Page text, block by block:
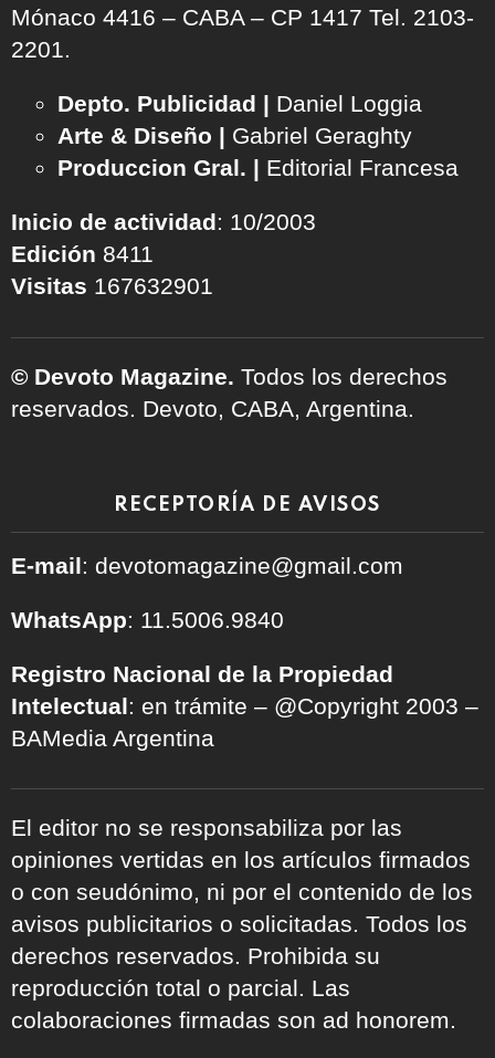
Mónaco 4416 – CABA – CP 1417 Tel. 2103-
2201.
Depto. Publicidad | Daniel Loggia
Arte & Diseño | Gabriel Geraghty
Produccion Gral. | Editorial Francesa
Inicio de actividad: 10/2003
Edición 8411
Visitas 167632901
© Devoto Magazine. Todos los derechos
reservados. Devoto, CABA, Argentina.
RECEPTORÍA DE AVISOS
E-mail: devotomagazine@gmail.com
WhatsApp: 11.5006.9840
Registro Nacional de la Propiedad
Intelectual: en trámite – @Copyright 2003 –
BAMedia Argentina
El editor no se responsabiliza por las
opiniones vertidas en los artículos firmados
o con seudónimo, ni por el contenido de los
avisos publicitarios o solicitadas. Todos los
derechos reservados. Prohibida su
reproducción total o parcial. Las
colaboraciones firmadas son ad honorem.